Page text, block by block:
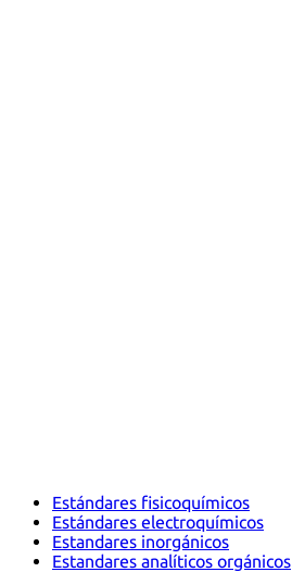
Estándares fisicoquímicos
Estándares electroquímicos
Estandares inorgánicos
Estandares analíticos orgánicos